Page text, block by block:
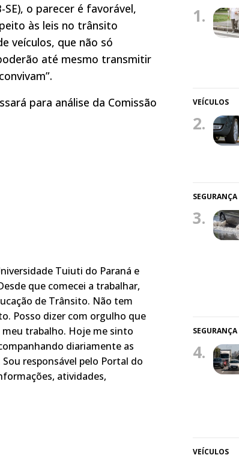
o parecer é favorável,
às leis no trânsito
veículos, que não só
até mesmo transmitir
para análise da Comissão
Tuiuti do Paraná e
que comecei a trabalhar,
de Trânsito. Não tem
Posso dizer com orgulho que
meu trabalho. Hoje me sinto
diariamente as
responsável pelo Portal do
atividades,
1.
VEÍCULOS
2.
SEGURANÇA
3.
SEGURANÇA
4.
VEÍCULOS